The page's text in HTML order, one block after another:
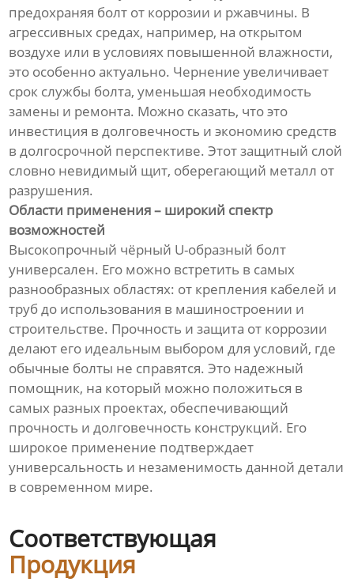
предохраняя болт от коррозии и ржавчины. В
агрессивных средах, например, на открытом
воздухе или в условиях повышенной влажности,
это особенно актуально. Чернение увеличивает
срок службы болта, уменьшая необходимость
замены и ремонта. Можно сказать, что это
инвестиция в долговечность и экономию средств
в долгосрочной перспективе. Этот защитный слой
словно невидимый щит, оберегающий металл от
разрушения.
Области применения – широкий спектр
возможностей
Высокопрочный чёрный U-образный болт
универсален. Его можно встретить в самых
разнообразных областях: от крепления кабелей и
труб до использования в машиностроении и
строительстве. Прочность и защита от коррозии
делают его идеальным выбором для условий, где
обычные болты не справятся. Это надежный
помощник, на который можно положиться в
самых разных проектах, обеспечивающий
прочность и долговечность конструкций. Его
широкое применение подтверждает
универсальность и незаменимость данной детали
в современном мире.
Соответствующая
Продукция